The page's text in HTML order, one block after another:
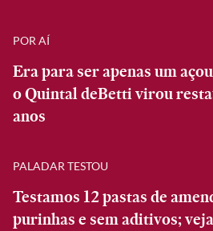
POR AÍ
Era para ser apenas um
o Quintal deBetti virou
anos
PALADAR TESTOU
Testamos 12 pastas de
purinhas e sem aditivos;